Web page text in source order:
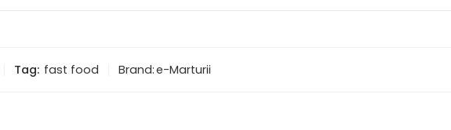
Tag: fast food Brand:e-Marturii